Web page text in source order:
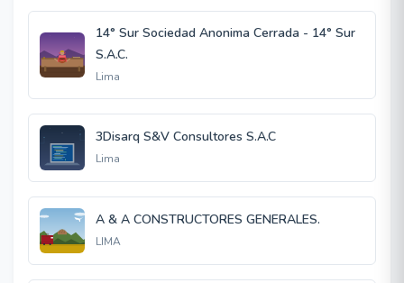
14° Sur Sociedad Anonima Cerrada - 14° Sur
S.A.C.
Lima
3Disarq S&V Consultores S.A.C
Lima
A & A CONSTRUCTORES GENERALES.
LIMA